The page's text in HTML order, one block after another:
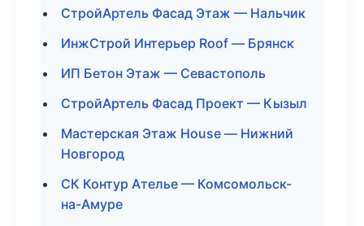
СтройАртель Фасад Этаж — Нальчик
ИнжСтрой Интерьер Roof — Брянск
ИП Бетон Этаж — Севастополь
СтройАртель Фасад Проект — Кызыл
Мастерская Этаж House — Нижний
Новгород
СК Контур Ателье — Комсомольск-
на-Амуре